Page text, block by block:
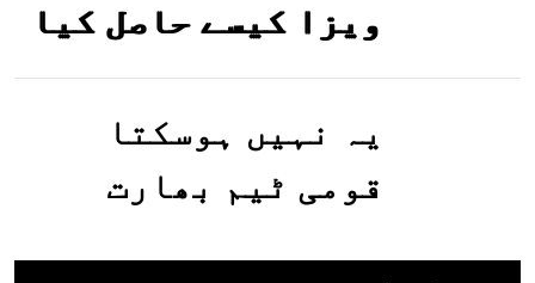
ویزا کیسے حاصل کیا
جاسکتا ہے؟جانیے
یہ نہیں ہوسکتا
قومی ٹیم بھارت